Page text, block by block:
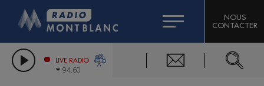
LES CHRONIQUES DE L'EXPERT
CITIZEN MACHINERY
GRAND MASSIF DOMAINES SKIABLES
COMPAGNIE DU MONT-BLANC
NOUS
CONTACTER
LIVE RADIO
94.60